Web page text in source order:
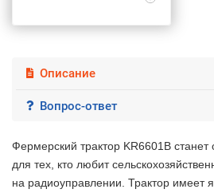
Описание
Вопрос-ответ
Фермерский трактор KR6601B
для тех, кто любит
на радиоуправлении. Трактор имеет